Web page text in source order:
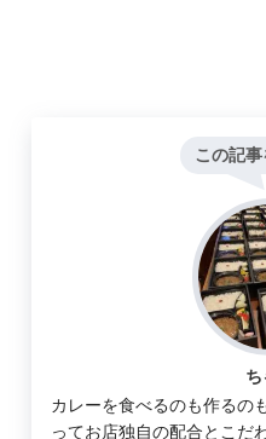
この記
ち
カレーを食べるのも作るの
ってお店独自の配合とこだ